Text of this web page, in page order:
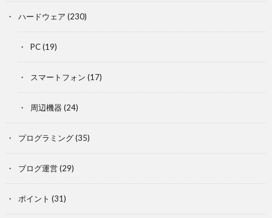
ハードウェア (230)
PC(19)
スマートフォン (17)
周辺機器 (24)
プログラミング(35)
ブログ運営(29)
ポイント (31)